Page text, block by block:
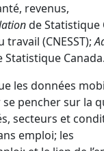
revenus,
de Statistique
(CNESST);
Statistique Canada.
les données
pencher sur la
secteurs et
emploi; les